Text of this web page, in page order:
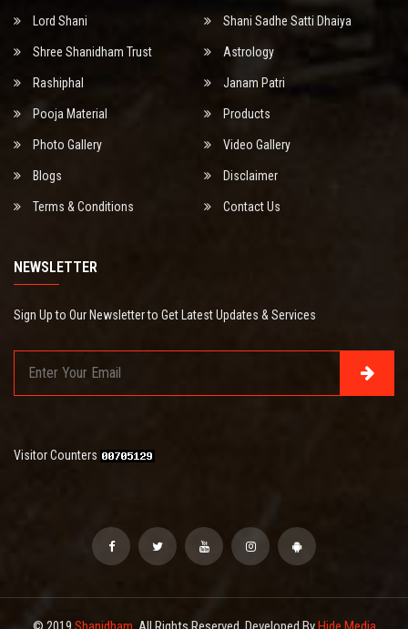
Lord Shani Shani Sadhe Satti Dhaiya
Shree Shanidham Trust Astrology
Rashiphal Janam Patri
Pooja Material Products
Photo Gallery Video Gallery
Blogs Disclaimer
Terms & Conditions Contact Us
NEWSLETTER
Sign Up to Our Newsletter to Get Latest Updates & Services
Visitor Counters